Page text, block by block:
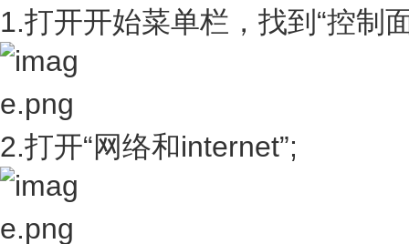
1.打开开始菜单栏，找到“控制
2.打开“网络和internet”;